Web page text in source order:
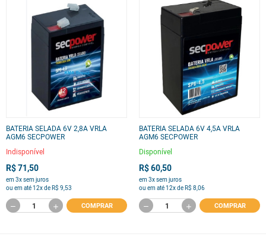
BATERIA SELADA 6V 2,8A VRLA
AGM6 SECPOWER
Indisponível
R$ 71,50
em 3x sem juros
ou em até 12x de R$ 9,53
COMPRAR
BATERIA SELADA 6V 4,5A VRLA
AGM6 SECPOWER
Disponível
R$ 60,50
em 3x sem juros
ou em até 12x de R$ 8,06
COMPRAR